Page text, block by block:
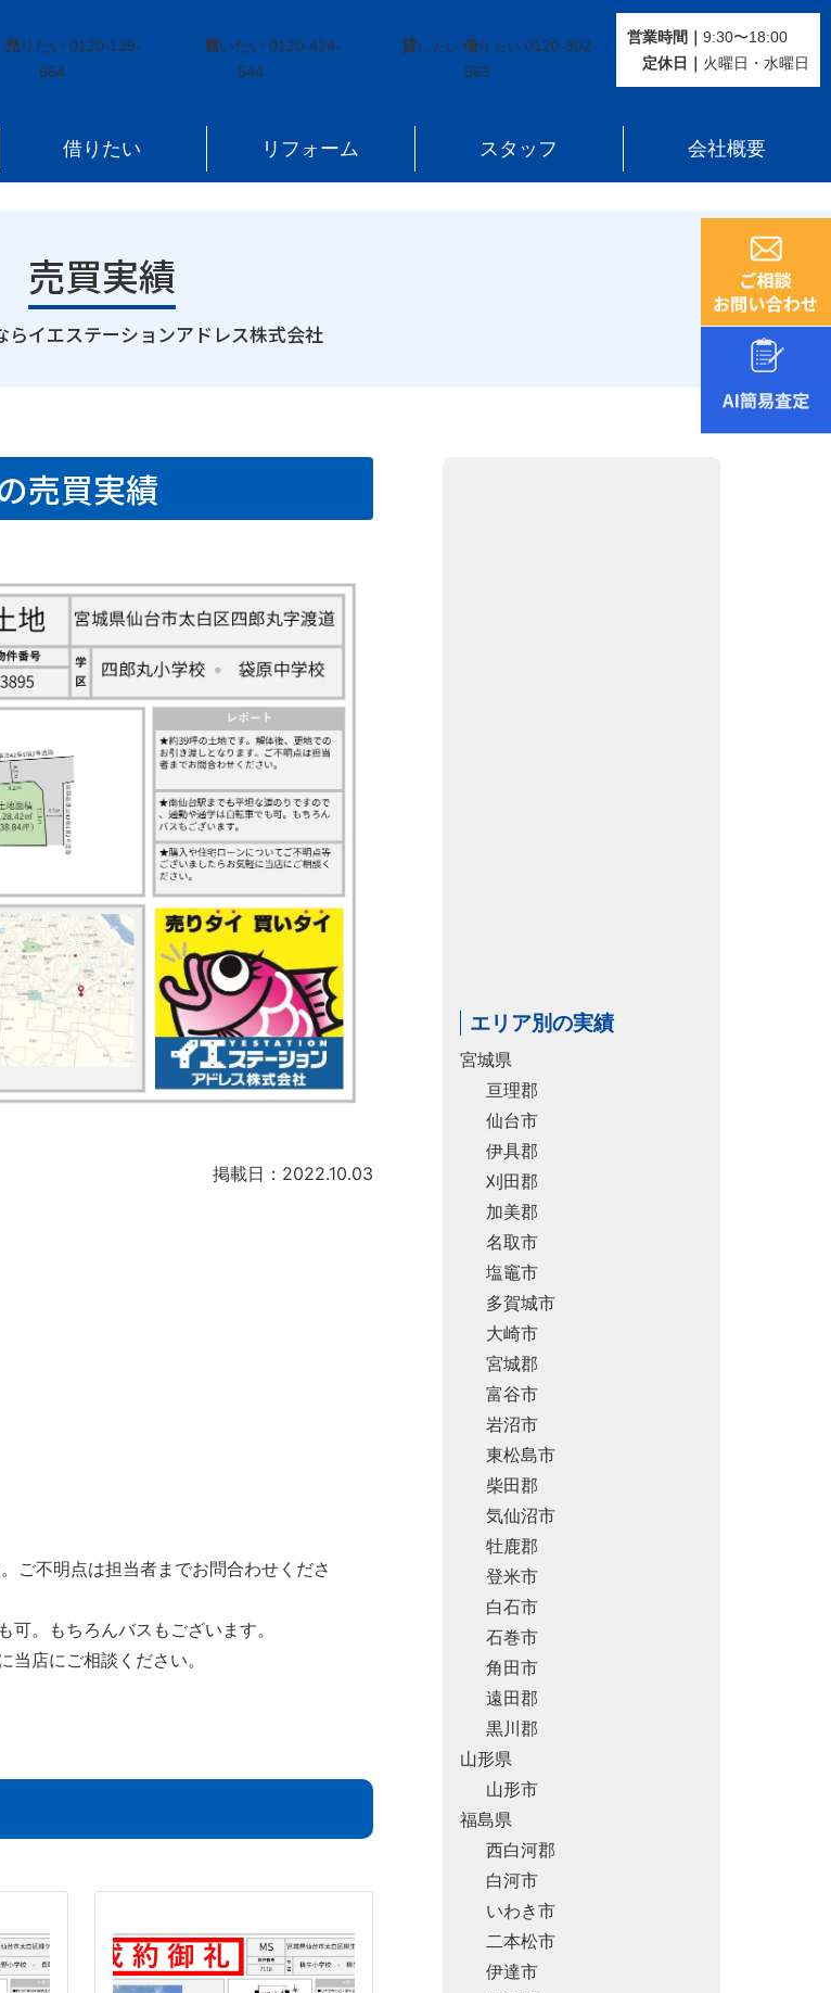
売りたい 0120-139-
664
買いたい 0120-424-
544
貸し たい 借り たい 0120-302-
563
営業時間｜ 9:30〜18:00
定休⽇｜ 火曜⽇・水曜⽇
借りたい リフォーム スタッフ 会社概要
売買実績
｜
らイエステーションアドレス株式会社
売買実績
掲載日：2022.10.03
ご不明点は担当者までお問合わせくださ
。もちろんバスもございます。
店にご相談ください。
エリア別の実績
宮城県
亘理郡
仙台市
伊具郡
刈田郡
加美郡
名取市
塩竈市
多賀城市
大崎市
宮城郡
富谷市
岩沼市
東松島市
柴田郡
気仙沼市
牡鹿郡
登米市
白石市
石巻市
角田市
遠田郡
黒川郡
山形県
山形市
福島県
西白河郡
白河市
いわき市
二本松市
伊達市